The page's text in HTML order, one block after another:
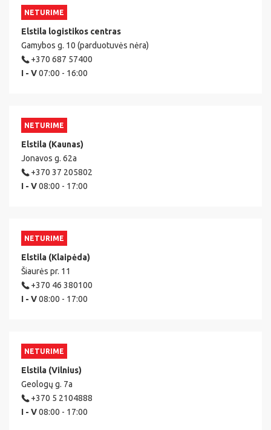
NETURIME
Elstila logistikos centras
Gamybos g. 10 (parduotuvės nėra)
+370 687 57400
I - V07:00 - 16:00
NETURIME
Elstila (Kaunas)
Jonavos g. 62a
+370 37 205802
I - V08:00 - 17:00
NETURIME
Elstila (Klaipėda)
Šiaurės pr. 11
+370 46 380100
I - V08:00 - 17:00
NETURIME
Elstila (Vilnius)
Geologų g. 7a
+370 5 2104888
I - V08:00 - 17:00